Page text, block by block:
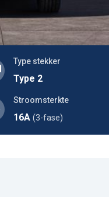
Type stekker
Type 2
Stroomsterkte
16A (3-fase)